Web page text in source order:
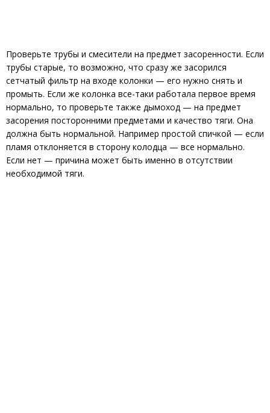
Проверьте трубы и смесители на предмет засоренности. Если
трубы старые, то возможно, что сразу же засорился
сетчатый фильтр на входе колонки — его нужно снять и
промыть. Если же колонка все-таки работала первое время
нормально, то проверьте также дымоход — на предмет
засорения посторонними предметами и качество тяги. Она
должна быть нормальной. Например простой спичкой — если
пламя отклоняется в сторону колодца — все нормально.
Если нет — причина может быть именно в отсутствии
необходимой тяги.